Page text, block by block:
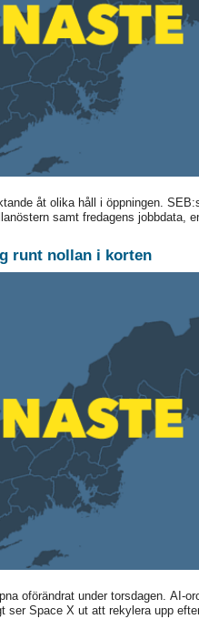
åt olika håll i öppningen.
samt fredagens jobbdata,
runt nollan i korten
oförändrat under torsdagen. AI-
ser Space X ut att rekylera upp